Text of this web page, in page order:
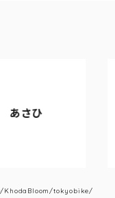
KhodaBloom/tokyobike/